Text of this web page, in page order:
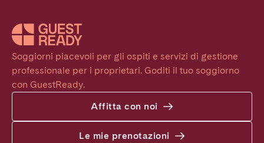
Soggiorni piacevoli per gli ospiti e servizi di gestione
professionale per i proprietari. Goditi il tuo soggiorno
con GuestReady.
Affitta con noi
Le mie prenotazioni